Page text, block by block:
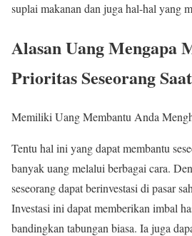
suplai makanan dan juga hal-hal yang
Alasan Uang Mengapa
Prioritas Seseorang
Memiliki Uang Membantu Anda
Tentu hal ini yang dapat membantu
banyak uang melalui berbagai cara.
seseorang dapat berinvestasi di pasar
Investasi ini dapat memberikan imbal
bandingkan tabungan biasa. Ia juga